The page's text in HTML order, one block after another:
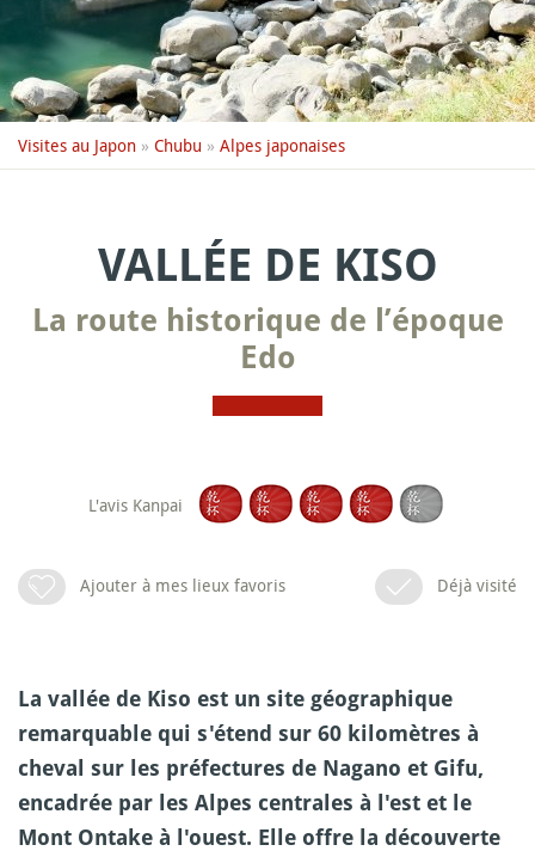
Visites au Japon » Chubu » Alpes japonaises
VALLÉE DE KISO
La route historique de l’époque
Edo
L'avis Kanpai
Ajouter à mes lieux favoris Déjà visité
La vallée de Kiso est un site géographique
remarquable qui s'étend sur 60 kilomètres à
cheval sur les préfectures de Nagano et Gifu,
encadrée par les Alpes centrales à l'est et le
Mont Ontake à l'ouest. Elle offre la découverte